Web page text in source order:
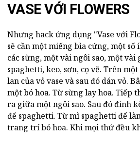
VASE VỚI FLOWERS
Nhưng hack ứng dụng "Vase với
sẽ cần một miếng bìa cứng, một số
các sừng, một vài ngôi sao, một vài
spaghetti, keo, sơn, cọ vẽ. Trên
lan của vỏ vase và sau đó dán vỏ.
một bó hoa. Từ sừng lay hoa. Tiếp
ra giữa một ngôi sao. Sau đó đính
để spaghetti. Từ mì spaghetti để
trang trí bó hoa. Khi mọi thứ đều